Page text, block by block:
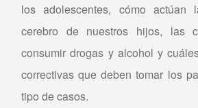
los adolescentes, cómo
cerebro de nuestros hijos, las
consumir drogas y alcohol y
correctivas que deben tomar los
tipo de casos.